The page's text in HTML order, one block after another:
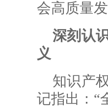
会高质量
深刻认
义
知识产
记指出：“